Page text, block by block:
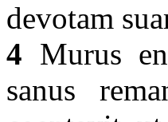
devotam
4 Murus
sanus